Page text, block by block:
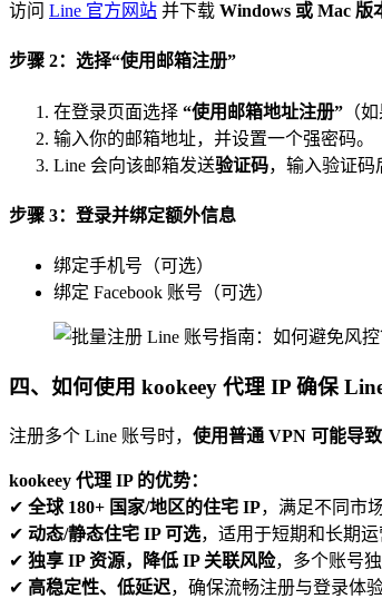
访问 Line 官方网站 并下载 Windows 或 Mac 版
步骤 2：选择“使用邮箱注册”
在登录页面选择 “使用邮箱地址注册” （
输入你的邮箱地址，并设置一个强密码。
Line 会向该邮箱发送验证码，输入验证码
步骤 3：登录并绑定额外信息
绑定手机号（可选）
绑定 Facebook 账号（可选）
四、如何使用 kookeey 代理 IP 确保
注册多个 Line 账号时， 使用普通 VPN 可能导
kookeey 代理 IP 的优势：
✔ 全球 180+ 国家/地区的住宅 IP，满足不同市
✔ 动态/静态住宅 IP 可选，适用于短期和长期运
✔ 独享 IP 资源，降低 IP 关联风险，多个账号
✔ 高稳定性、低延迟，确保流畅注册与登录体验